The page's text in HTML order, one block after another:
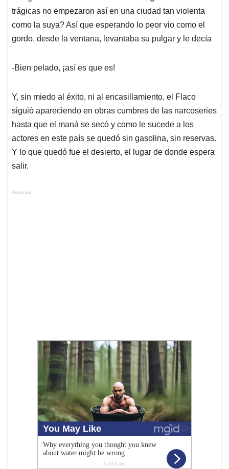
trágicas no empezaron así en una ciudad tan violenta
como la suya? Así que esperando lo peor vio como el
gordo, desde la ventana, levantaba su pulgar y le decía
-Bien pelado, ¡así es que es!
Y, sin miedo al éxito, ni al encasillamiento, el Flaco
siguió apareciendo en obras cumbres de las narcoseries
hasta que el maná se secó y como le sucede a los
actores en este país se quedó sin gasolina, sin reservas.
Y lo que quedó fue el desierto, el lugar de donde espera
salir.
Anuncios.